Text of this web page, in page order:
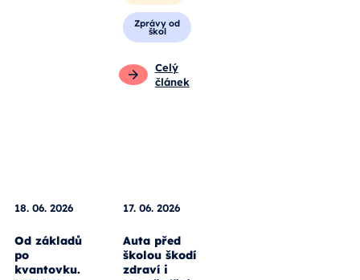
Zprávy od
škol
Celý
článek
18. 06. 2026
Od základů
po
kvantovku.
17. 06. 2026
Auta před
školou škodí
zdraví i